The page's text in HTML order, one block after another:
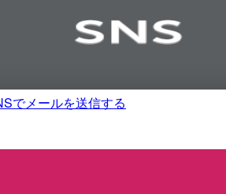
でメールを送信する